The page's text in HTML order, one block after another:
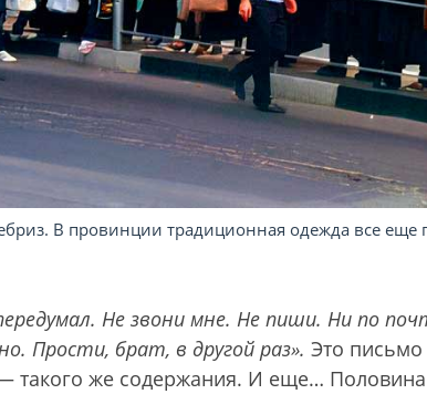
В провинции традиционная одежда все еще
Не звони мне. Не пиши. Ни по
Прости, брат, в другой раз». Это
такого же содержания. И еще… Половина